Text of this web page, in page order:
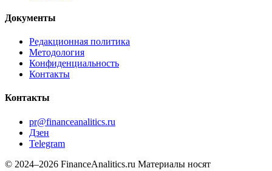
Документы
Редакционная политика
Методология
Конфиденциальность
Контакты
Контакты
pr@financeanalitics.ru
Дзен
Telegram
© 2024–2026 FinanceAnalitics.ru Материалы носят